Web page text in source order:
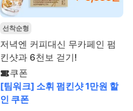
선착순형
저녁엔 커피대신 무카페인 펌
킨샷과 6천보 걷기!
쿠폰
[팀워크] 소휘 펌킨샷 1만원 할
인 쿠폰